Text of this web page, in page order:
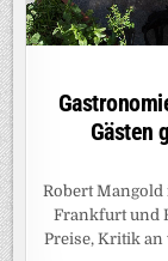
Gästen
Robert
Frankfurt und
Preise, Kritik